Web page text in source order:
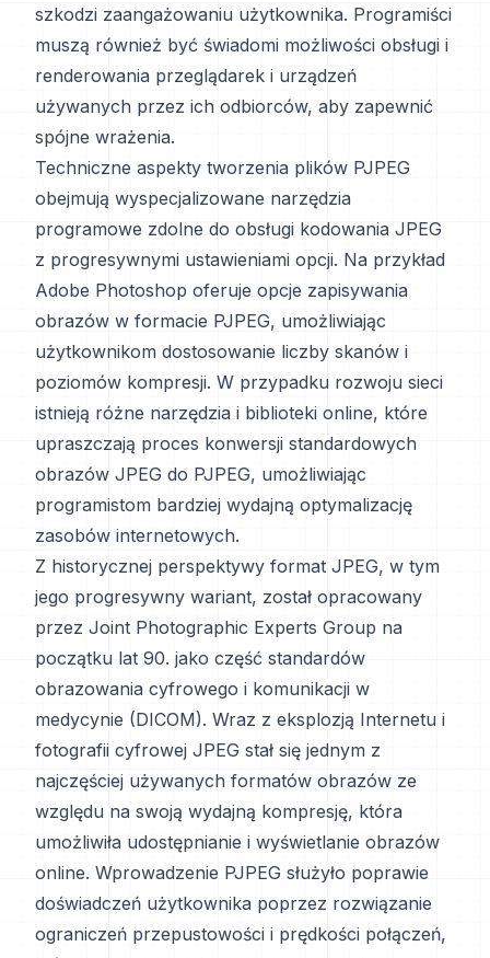
szkodzi zaangażowaniu użytkownika. Programiści
muszą również być świadomi możliwości obsługi i
renderowania przeglądarek i urządzeń
używanych przez ich odbiorców, aby zapewnić
spójne wrażenia.
Techniczne aspekty tworzenia plików PJPEG
obejmują wyspecjalizowane narzędzia
programowe zdolne do obsługi kodowania JPEG
z progresywnymi ustawieniami opcji. Na przykład
Adobe Photoshop oferuje opcje zapisywania
obrazów w formacie PJPEG, umożliwiając
użytkownikom dostosowanie liczby skanów i
poziomów kompresji. W przypadku rozwoju sieci
istnieją różne narzędzia i biblioteki online, które
upraszczają proces konwersji standardowych
obrazów JPEG do PJPEG, umożliwiając
programistom bardziej wydajną optymalizację
zasobów internetowych.
Z historycznej perspektywy format JPEG, w tym
jego progresywny wariant, został opracowany
przez Joint Photographic Experts Group na
początku lat 90. jako część standardów
obrazowania cyfrowego i komunikacji w
medycynie (DICOM). Wraz z eksplozją Internetu i
fotografii cyfrowej JPEG stał się jednym z
najczęściej używanych formatów obrazów ze
względu na swoją wydajną kompresję, która
umożliwiła udostępnianie i wyświetlanie obrazów
online. Wprowadzenie PJPEG służyło poprawie
doświadczeń użytkownika poprzez rozwiązanie
ograniczeń przepustowości i prędkości połączeń,